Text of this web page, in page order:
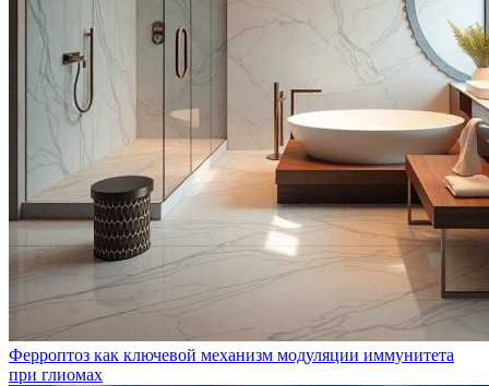
Ферроптоз как ключевой механизм модуляции иммунитета
при глиомах